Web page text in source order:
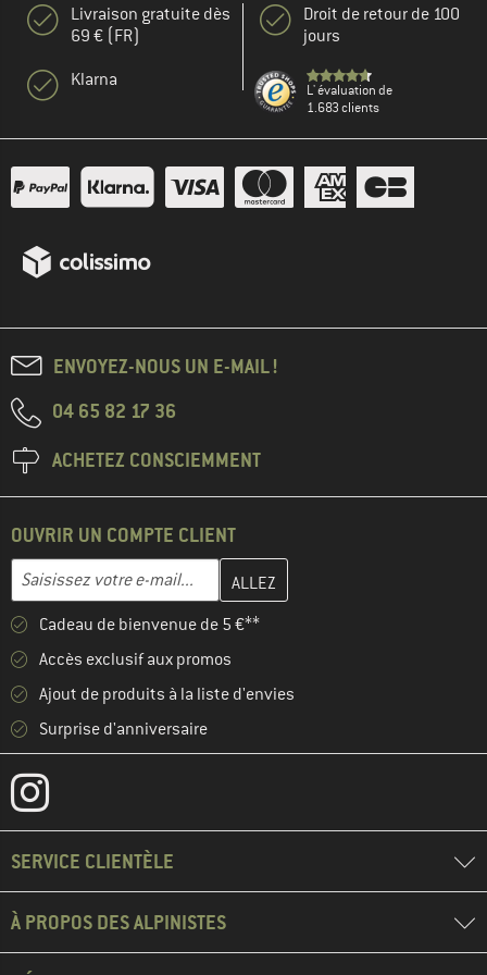
Livraison gratuite dès
69 € (FR)
Klarna
Droit de retour de 100
jours
L' évaluation de
1.683 clients
ENVOYEZ-NOUS UN E-MAIL !
04 65 82 17 36
ACHETEZ CONSCIEMMENT
OUVRIR UN COMPTE CLIENT
Adresse e-mail
Entrez votre adresse e-mail ici et créez votre compte client à la
Cadeau de bienvenue de 5 €**
Accès exclusif aux promos
Ajout de produits à la liste d'envies
Surprise d'anniversaire
SERVICE CLIENTÈLE
À PROPOS DES ALPINISTES